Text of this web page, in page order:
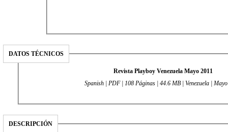
DATOS TÉCNICOS
Revista Playboy Venezuela Mayo 2011
Spanish | PDF | 108 Páginas | 44.6 MB | Venezuela |
DESCRIPCIÓN